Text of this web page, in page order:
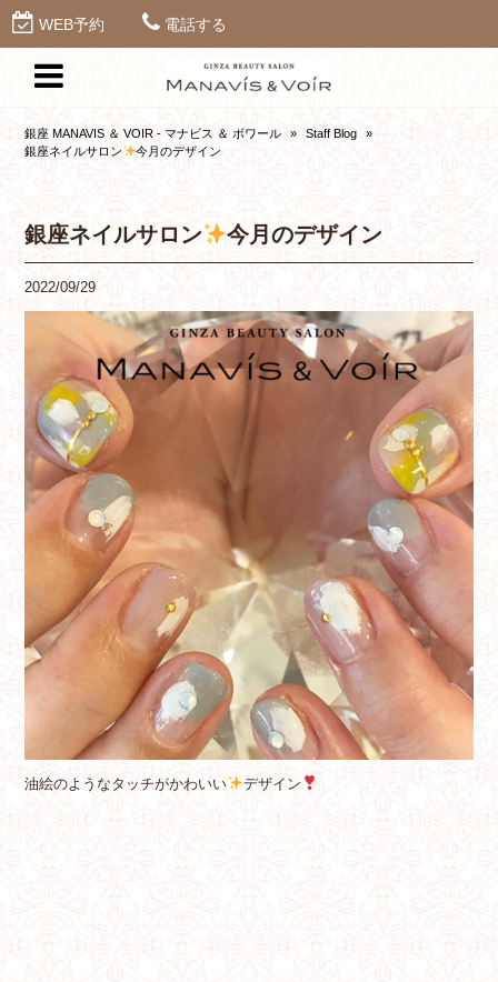
WEB予約 電話する
銀座 MANAVIS ＆ VOIR - マナビス ＆ ボワール » Staff Blog
»
銀座ネイルサロン
今月のデザイン
銀座ネイルサロン 今月のデザイン
2022/09/29
油絵のようなタッチがかわいい デザイン